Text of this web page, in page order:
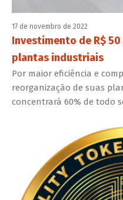
17 de novembro de 2022
Investimento de R$
plantas industriais
Por maior eficiência e
reorganização de suas
concentrará 60% de todo